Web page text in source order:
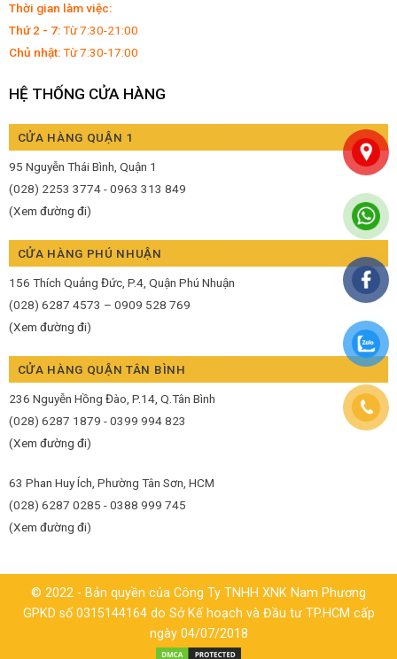
Thời gian làm việc:
Thứ 2 - 7:Từ 7:30-21:00
Chủ nhật:Từ 7:30-17:00
HỆ THỐNG CỬA HÀNG
CỬA HÀNG QUẬN 1
95 Nguyễn Thái Bình, Quận 1
(028) 2253 3774 - 0963 313 849
(Xem đường đi)
CỬA HÀNG PHÚ NHUẬN
156 Thích Quảng Đức, P.4, Quận Phú Nhuận
(028) 6287 4573 – 0909 528 769
(Xem đường đi)
CỬA HÀNG QUẬN TÂN BÌNH
236 Nguyễn Hồng Đào, P.14, Q.Tân Bình
(028) 6287 1879 - 0399 994 823
(Xem đường đi)
63 Phan Huy Ích, Phường Tân Sơn, HCM
(028) 6287 0285 - 0388 999 745
(Xem đường đi)
© 2022 - Bản quyền của Công Ty TNHH XNK Nam Phương
GPKD số 0315144164 do Sở Kế hoạch và Đầu tư TP.HCM cấp
ngày 04/07/2018